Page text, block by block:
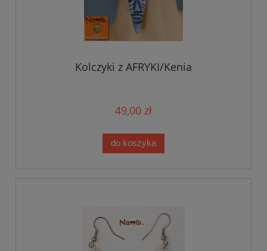
Kolczyki z AFRYKI/Kenia
49,00 zł
do koszyka